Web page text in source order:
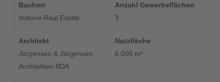
Bauherr
Instone Real Estate
Anzahl Gewerbeflächen
3
Architekt
Jürgensen & Jürgensen
Architekten BDA
Nutzfläche
6.000 m²